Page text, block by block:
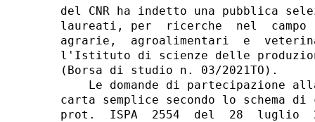
del CNR ha indetto una pubblica
laureati, per  ricerche  nel
agrarie,  agroalimentari  e
l'Istituto di scienze delle
(Borsa di studio n. 03/2021TO).
Le domande di partecipazione
carta semplice secondo lo
prot.  ISPA  2554  del  28  luglio